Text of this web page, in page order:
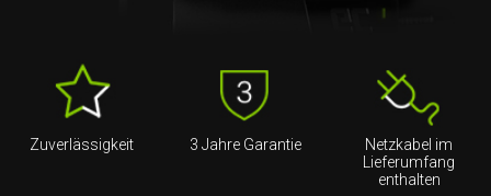
Zuverlässigkeit 3 Jahre Garantie
Netzkabel im
Lieferumfang
enthalten